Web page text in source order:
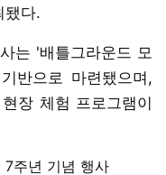
됐다.
는 '배틀그라운드 모
반으로 마련됐으며,
장 체험 프로그램이